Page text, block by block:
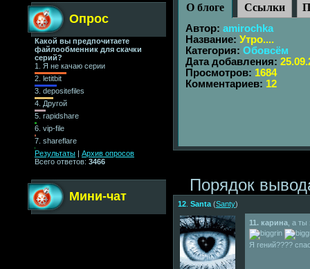
Опрос
Какой вы предпочитаете
файлообменник для скачки
серий?
1. Я не качаю серии
2. letitbit
3. depositefiles
4. Другой
5. rapidshare
6. vip-file
7. shareflare
Результаты | Архив опросов
Всего ответов: 3466
Мини-чат
О блоге Ссылки
Автор: amirochka
Название: Утро....
Категория: Обовсём
Дата добавления:
Просмотров: 1684
Комментариев: 12
Порядок
12 Santa (Santy)
11. карина , а
Я гений????